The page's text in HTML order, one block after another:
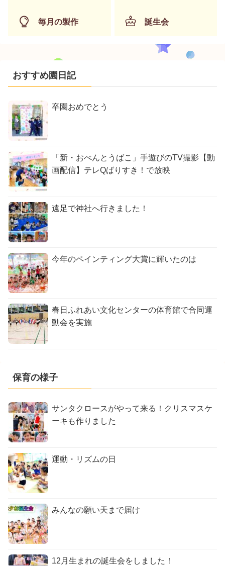
毎月の製作 誕生会
おすすめ園日記
卒園おめでとう
「新・おべんとうばこ」手遊びのTV撮影【動
画配信】テレQばりすき！で放映
遠足で神社へ行きました！
今年のペインティング大賞に輝いたのは
春日ふれあい文化センターの体育館で合同運
動会を実施
保育の様子
サンタクロースがやって来る！クリスマスケ
ーキも作りました
運動・リズムの日
みんなの願い天まで届け
12月生まれの誕生会をしました！